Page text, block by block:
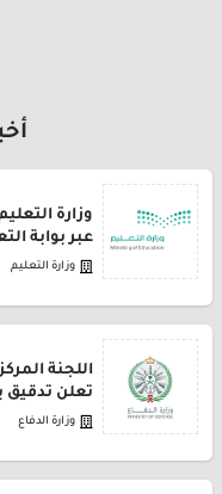
وزارة
عبر بوابة
وزارة التعليم
اللجنة
تعلن تدقيق
وزارة الدفاع